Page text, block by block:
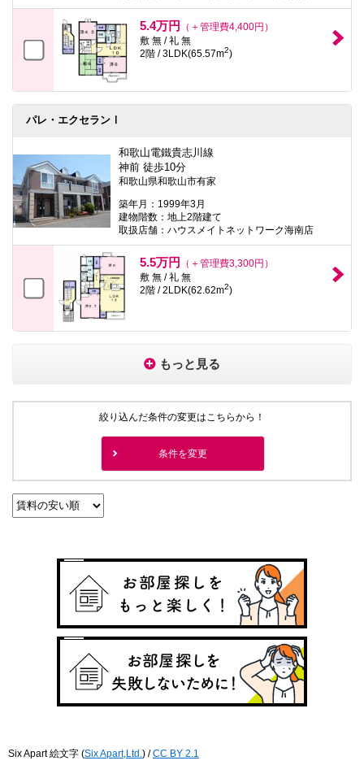
5.4万円
（＋管理費4,400円）
敷 無 / 礼 無
2階 / 3LDK(65.57m2)
パレ・エクセランⅠ
和歌山電鐵貴志川線
神前 徒歩10分
和歌山県和歌山市有家
築年月：1999年3月
建物階数：地上2階建て
取扱店舗：ハウスメイトネットワーク海南店
5.5万円
（＋管理費3,300円）
敷 無 / 礼 無
2階 / 2LDK(62.62m2)
もっと見る
絞り込んだ条件の変更はこちらから！
条件を変更
Six Apart 絵文字 (Six Apart,Ltd. ) /CC BY 2.1